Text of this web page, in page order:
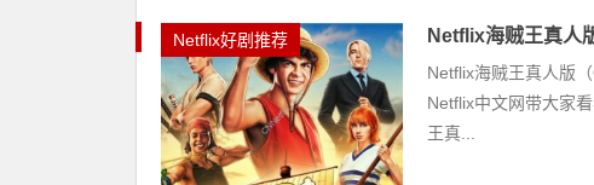
Netflix好剧推荐 Netflix海贼王真人
Netflix海贼王真人版
Netflix中文网带大家
王真...